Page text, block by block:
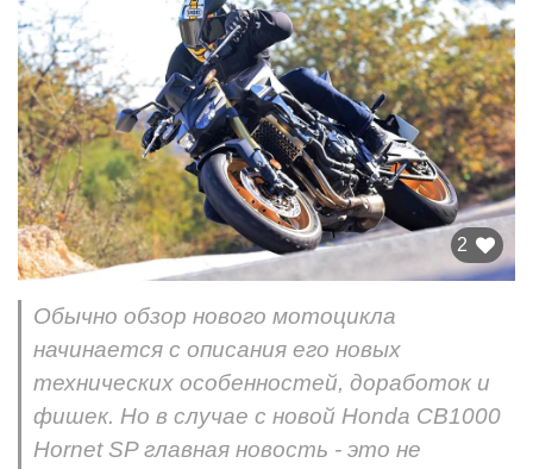
2
Обычно обзор нового мотоцикла
начинается с описания его новых
технических особенностей, доработок и
фишек. Но в случае с новой Honda CB1000
Hornet SP главная новость - это не